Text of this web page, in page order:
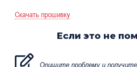
Скачать прошивку
Если это не
Опишите проблему и